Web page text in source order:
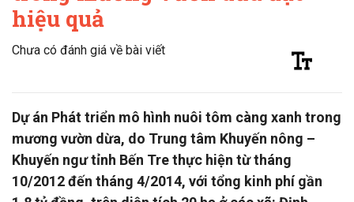
hiệu quả
Chưa có đánh giá về bài viết
Dự án Phát triển mô hình nuôi tôm càng xanh trong
mương vườn dừa, do Trung tâm Khuyến nông –
Khuyến ngư tỉnh Bến Tre thực hiện từ tháng
10/2012 đến tháng 4/2014, với tổng kinh phí gần